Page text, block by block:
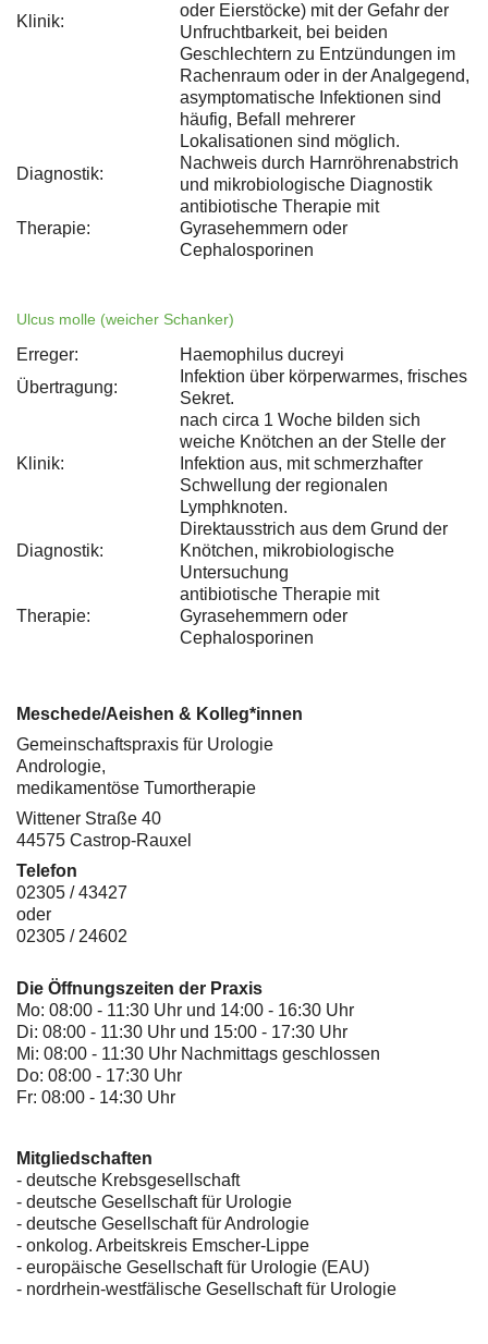
Klinik:
oder Eierstöcke) mit der Gefahr der
Unfruchtbarkeit, bei beiden
Geschlechtern zu Entzündungen im
Rachenraum oder in der Analgegend,
asymptomatische Infektionen sind
häufig, Befall mehrerer
Lokalisationen sind möglich.
Diagnostik:
Nachweis durch Harnröhrenabstrich
und mikrobiologische Diagnostik
Therapie:
antibiotische Therapie mit
Gyrasehemmern oder
Cephalosporinen
Ulcus molle (weicher Schanker)
Erreger:
Haemophilus ducreyi
Übertragung:
Infektion über körperwarmes, frisches
Sekret.
Klinik:
nach circa 1 Woche bilden sich
weiche Knötchen an der Stelle der
Infektion aus, mit schmerzhafter
Schwellung der regionalen
Lymphknoten.
Diagnostik:
Direktausstrich aus dem Grund der
Knötchen, mikrobiologische
Untersuchung
Therapie:
antibiotische Therapie mit
Gyrasehemmern oder
Cephalosporinen
Meschede/Aeishen & Kolleg*innen
Gemeinschaftspraxis für Urologie
Andrologie,
medikamentöse Tumortherapie
Wittener Straße 40
44575 Castrop-Rauxel
Telefon
02305 / 43427
oder
02305 / 24602
Die Öffnungszeiten der Praxis
Mo: 08:00 - 11:30 Uhr und 14:00 - 16:30 Uhr
Di: 08:00 - 11:30 Uhr und 15:00 - 17:30 Uhr
Mi: 08:00 - 11:30 Uhr Nachmittags geschlossen
Do: 08:00 - 17:30 Uhr
Fr: 08:00 - 14:30 Uhr
Mitgliedschaften
- deutsche Krebsgesellschaft
- deutsche Gesellschaft für Urologie
- deutsche Gesellschaft für Andrologie
- onkolog. Arbeitskreis Emscher-Lippe
- europäische Gesellschaft für Urologie (EAU)
- nordrhein-westfälische Gesellschaft für Urologie